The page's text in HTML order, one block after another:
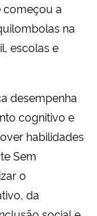
começou a
na
escolas e
desempenha
cognitivo e
habilidades
Sem
o
da